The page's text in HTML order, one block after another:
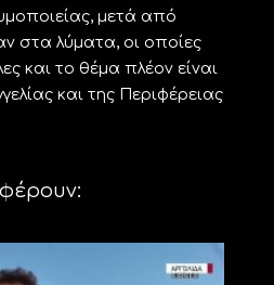
μετά από
στα λύματα, οι οποίες
και το θέμα πλέον είναι
και της Περιφέρειας